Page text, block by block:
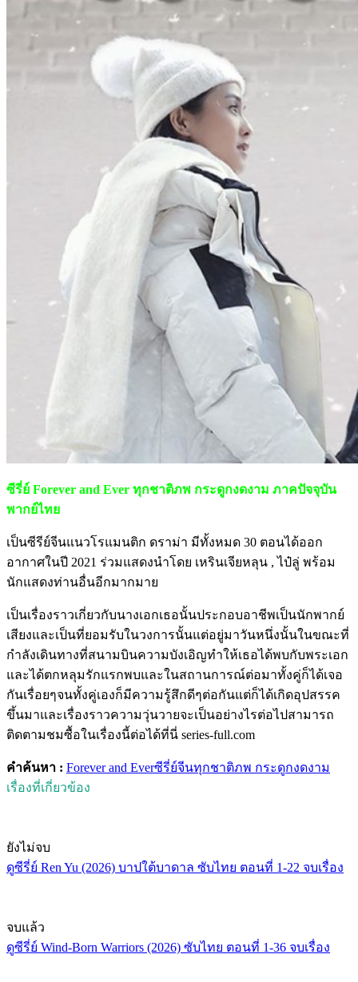
ซีรี่ย์ Forever and Ever ทุกชาติภพ กระดูกงดงาม ภาคปัจจุบัน
พากย์ไทย
เป็นซีรีย์จีนแนวโรแมนติก ดราม่า มีทั้งหมด 30 ตอนได้ออก
อากาศในปี 2021 ร่วมแสดงนำโดย เหรินเจียหลุน , ไป๋ลู่ พร้อม
นักแสดงท่านอื่นอีกมากมาย
เป็นเรื่องราวเกี่ยวกับนางเอกเธอนั้นประกอบอาชีพเป็นนักพากย์
เสียงและเป็นที่ยอมรับในวงการนั้นแต่อยู่มาวันหนึ่งนั้นในขณะที่
กำลังเดินทางที่สนามบินความบังเอิญทำให้เธอได้พบกับพระเอก
และได้ตกหลุมรักแรกพบและในสถานการณ์ต่อมาทั้งคู่ก็ได้เจอ
กันเรื่อยๆจนทั้งคู่เองก็มีความรู้สึกดีๆต่อกันแต่ก็ได้เกิดอุปสรรค
ขึ้นมาและเรื่องราวความวุ่นวายจะเป็นอย่างไรต่อไปสามารถ
ติดตามชมซื้อในเรื่องนี้ต่อได้ที่นี่ series-full.com
คำค้นหา : Forever and Everซีรี่ย์จีนทุกชาติภพ กระดูกงดงาม
เรื่องที่เกี่ยวข้อง
ยังไม่จบ
ดูซีรี่ย์ Ren Yu (2026) บาปใต้บาดาล ซับไทย ตอนที่ 1-22 จบเรื่อง
จบแล้ว
ดูซีรี่ย์ Wind-Born Warriors (2026) ซับไทย ตอนที่ 1-36 จบเรื่อง